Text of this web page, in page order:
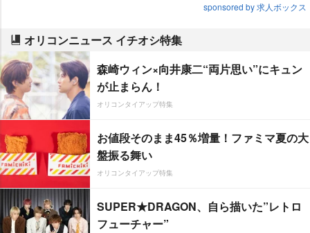
sponsored by 求人ボックス
オリコンニュース イチオシ特集
森崎ウィン×向井康二“両片思い”にキュン
が止まらん！
オリコンタイアップ特集
お値段そのまま45％増量！ファミマ夏の大
盤振る舞い
オリコンタイアップ特集
SUPER★DRAGON、自ら描いた”レトロ
フューチャー”